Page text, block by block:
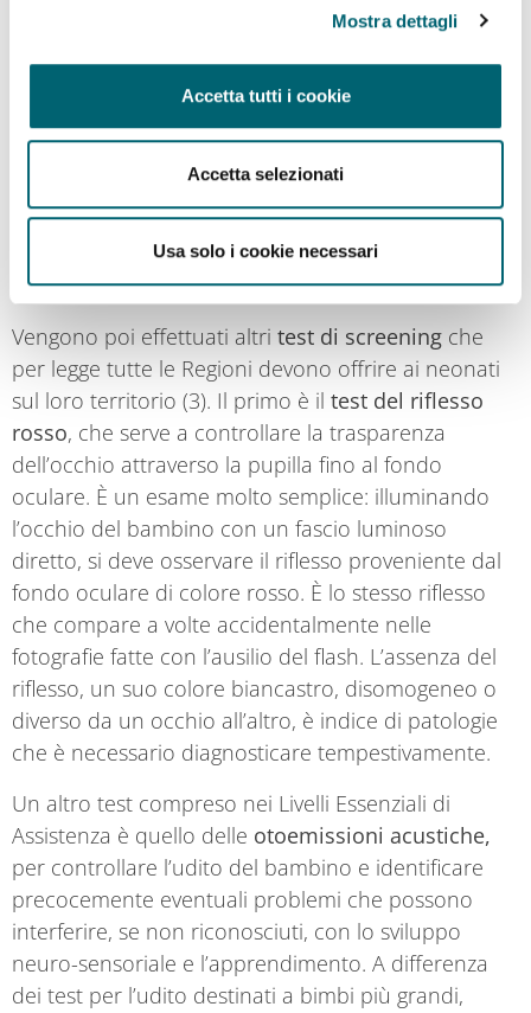
Mostra dettagli
Accetta tutti i cookie
Accetta selezionati
Usa solo i cookie necessari
piegate con le ginocchia divaricate, la cosiddetta
posizione “a ranocchietta”. La mamma può aiutarlo
usando dei pannolini fatti apposta che si
acquistano nei negozi di articoli sanitari, oppure
spesso nella fascia porta bambino o nel marsupio
può essere di grande aiuto, a patto che le gambine
siano ben divaricate e le cosce sostenute, nella
classica posizione a “M”.
Vengono poi effettuati altri test di screening che
per legge tutte le Regioni devono offrire ai neonati
sul loro territorio (3). Il primo è il test del riflesso
rosso, che serve a controllare la trasparenza
dell’occhio attraverso la pupilla fino al fondo
oculare. È un esame molto semplice: illuminando
l’occhio del bambino con un fascio luminoso
diretto, si deve osservare il riflesso proveniente dal
fondo oculare di colore rosso. È lo stesso riflesso
che compare a volte accidentalmente nelle
fotografie fatte con l’ausilio del flash. L’assenza del
riflesso, un suo colore biancastro, disomogeneo o
diverso da un occhio all’altro, è indice di patologie
che è necessario diagnosticare tempestivamente.
Un altro test compreso nei Livelli Essenziali di
Assistenza è quello delle otoemissioni acustiche,
per controllare l’udito del bambino e identificare
precocemente eventuali problemi che possono
interferire, se non riconosciuti, con lo sviluppo
neuro-sensoriale e l’apprendimento. A differenza
dei test per l’udito destinati a bimbi più grandi,